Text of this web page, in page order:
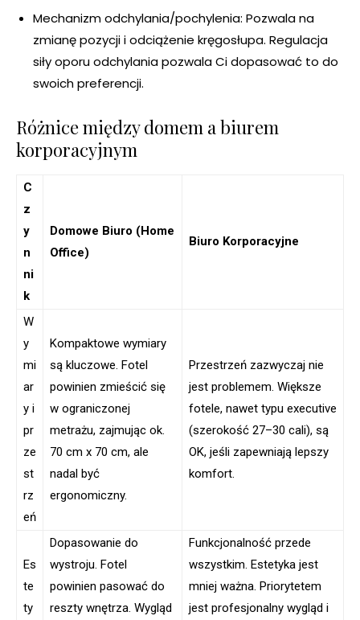
Mechanizm odchylania/pochylenia: Pozwala na
zmianę pozycji i odciążenie kręgosłupa. Regulacja
siły oporu odchylania pozwala Ci dopasować to do
swoich preferencji.
Różnice między domem a biurem
korporacyjnym
C
z
y
n
ni
k
Domowe Biuro (Home
Office)
Biuro Korporacyjne
W
y
mi
ar
y i
pr
ze
st
rz
eń
Kompaktowe wymiary
są kluczowe. Fotel
powinien zmieścić się
w ograniczonej
metrażu, zajmując ok.
70 cm x 70 cm, ale
nadal być
ergonomiczny.
Przestrzeń zazwyczaj nie
jest problemem. Większe
fotele, nawet typu executive
(szerokość 27–30 cali), są
OK, jeśli zapewniają lepszy
komfort.
Es
te
ty
Dopasowanie do
wystroju. Fotel
powinien pasować do
reszty wnętrza. Wygląd
Funkcjonalność przede
wszystkim. Estetyka jest
mniej ważna. Priorytetem
jest profesjonalny wygląd i